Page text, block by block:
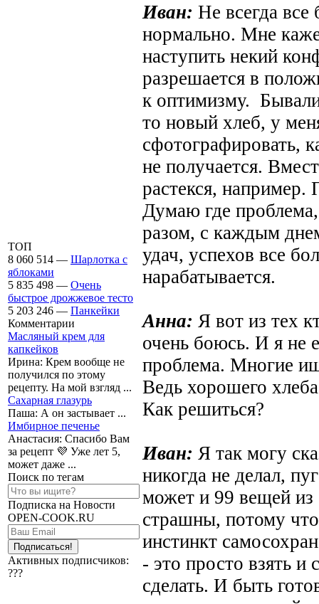
ТОП
8 060 514 — Шарлотка с
яблоками
5 835 498 — Очень
быстрое дрожжевое тесто
5 203 246 — Панкейки
Комментарии
Масляный крем для
капкейков
Ирина: Крем вообще не
получился по этому
рецепту. На мой взгляд ...
Сахарная глазурь
Паша: А он застывает ...
Имбирное печенье
Анастасия: Спасибо Вам
за рецепт 💜 Уже лет 5,
может даже ...
Поиск по тегам
Подписка на Новости
OPEN-COOK.RU
Активных подписчиков:
???
Иван: Не всегда
нормально. Мне
наступить некий
разрешается в
к оптимизму.
то новый хлеб, у
сфотографировать,
не получается.
растекся, например.
Думаю где
разом, с каждым
удач, успехов все
нарабатывается.
Анна: Я вот из тех
очень боюсь. И я не
проблема. Многие
Ведь хорошего
Как решиться?
Иван: Я так могу
никогда не делал,
может и 99 вещей из
страшны, потому
инстинкт
- это просто взять и
сделать. И быть